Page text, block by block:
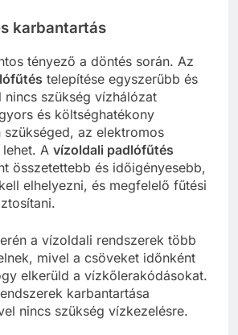
karbantartás
tényező a döntés során. Az
telepítése egyszerűbb és
szükség vízhálózat
és költséghatékony
szükséged, az elektromos
A vízoldali padlófűtés
összetettebb és időigényesebb,
elhelyezni, és megfelelő fűtési
a vízoldali rendszerek több
mivel a csöveket időnként
elkerüld a vízkőlerakódásokat.
karbantartása
nincs szükség vízkezelésre.